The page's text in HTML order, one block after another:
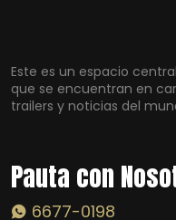
Este es un espacio
que se encuentran en
trailers y noticias del
Pauta con
6677-0198